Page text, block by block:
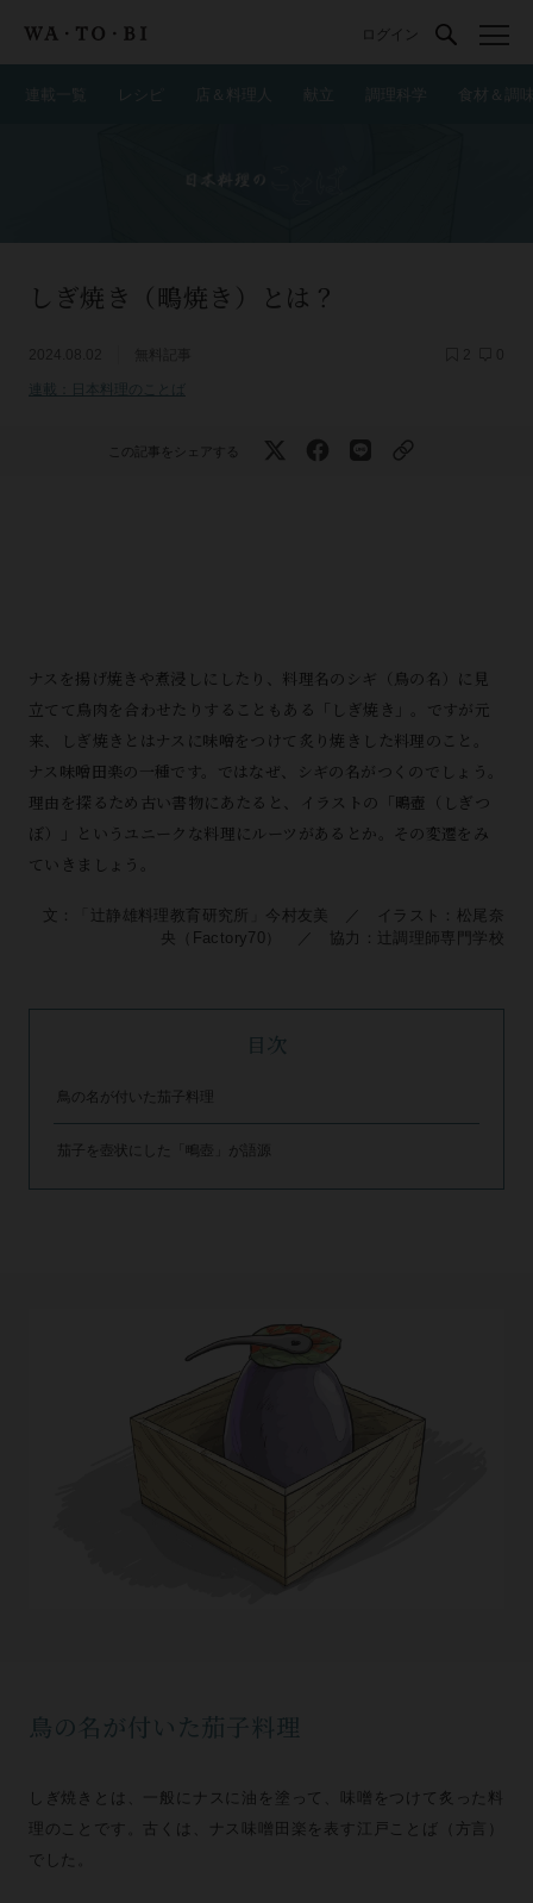
ログイン
レシピ 店＆料理人 献立 食材＆調
しぎ焼き（鴫焼き）とは？
連載：日本料理のことば
この記事をシェアする
ナスを揚げ焼きや煮浸しにしたり、料理名のシギ（鳥の名）に見
立てて鳥肉を合わせたりすることもある「しぎ焼き」。ですが元
来、しぎ焼きとはナスに味噌をつけて炙り焼きした料理のこと。
ナス味噌田楽の一種です。ではなぜ、シギの名がつくのでしょう。
理由を探るため古い書物にあたると、イラストの「鴫壺（しぎつ
ぼ）」というユニークな料理にルーツがあるとか。その変遷をみ
ていきましょう。
文：「辻󠄀静雄料理教育研究所」今村友美 ／ イラスト：松尾奈
央（Factory70） ／ 協力：辻󠄀調理師専門学校
目次
鳥の名が付いた茄子料理
茄子を壺状にした「鴫壺」が語源
鳥の名が付いた茄子料理
しぎ焼きとは、一般にナスに油を塗って、味噌をつけて炙った料
理のことです。古くは、ナス味噌田楽を表す江戸ことば（方言）
でした。